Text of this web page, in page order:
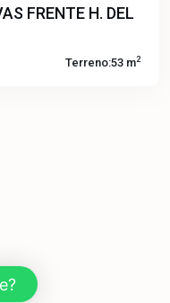
FRENTE H. DEL
Terreno:53 m2